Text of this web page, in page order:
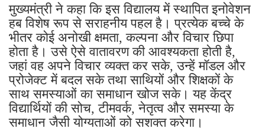
मुख्यमंत्री ने कहा कि इस विद्यालय में स्थापित इनोवेशन
हब विशेष रूप से सराहनीय पहल है। प्रत्येक बच्चे के
भीतर कोई अनोखी क्षमता, कल्पना और विचार छिपा
होता है। उसे ऐसे वातावरण की आवश्यकता होती है,
जहां वह अपने विचार व्यक्त कर सके, उन्हें मॉडल और
प्रोजेक्ट में बदल सके तथा साथियों और शिक्षकों के
साथ समस्याओं का समाधान खोज सके। यह केंद्र
विद्यार्थियों की सोच, टीमवर्क, नेतृत्व और समस्या के
समाधान जैसी योग्यताओं को सशक्त करेगा।